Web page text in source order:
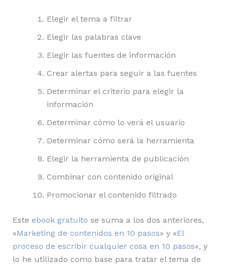
Elegir el tema a filtrar
Elegir las palabras clave
Elegir las fuentes de información
Crear alertas para seguir a las fuentes
Determinar el criterio para elegir la
información
Determinar cómo lo verá el usuario
Determinar cómo será la herramienta
Elegir la herramienta de publicación
Combinar con contenido original
Promocionar el contenido filtrado
Este ebook gratuito se suma a los dos anteriores,
«Marketing de contenidos en 10 pasos» y «El
proceso de escribir cualquier cosa en 10 pasos«, y
lo he utilizado como base para tratar el tema de